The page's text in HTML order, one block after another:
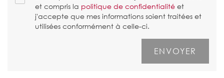
et compris la politique de confidentialité et
j'accepte que mes informations soient traitées et
utilisées conformément à celle-ci.